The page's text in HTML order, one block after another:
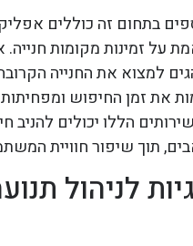
בתחום זה כוללים
על זמינות מקומות חנייה.
למצוא את החנייה הקרובה
את זמן החיפוש
הללו יכולים להניב
תוך שיפור חוויית
לניהול